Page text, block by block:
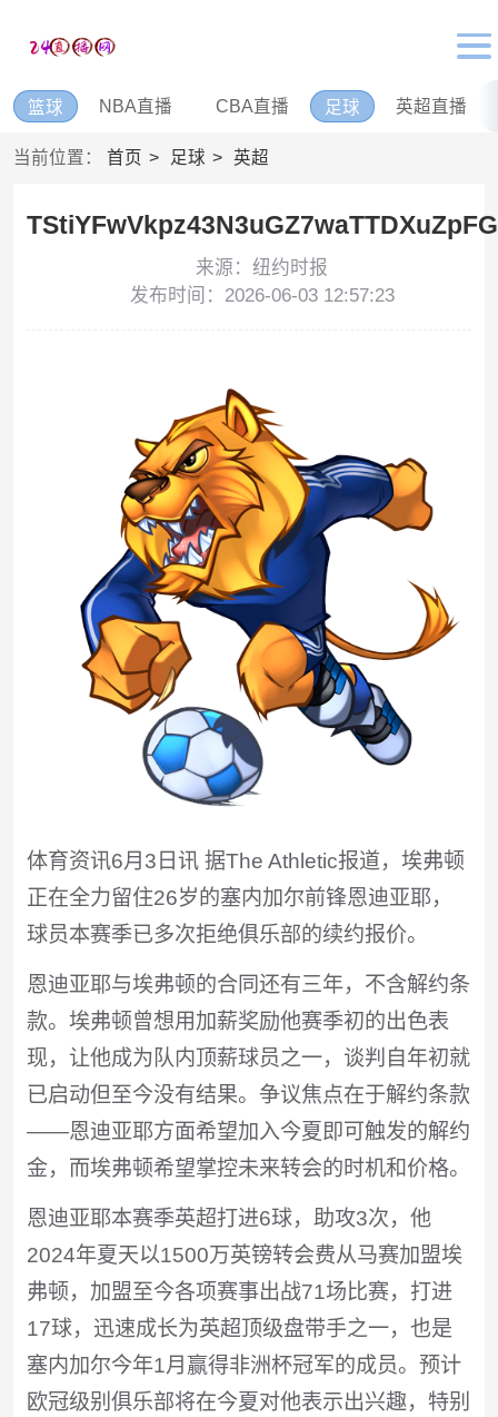
篮球 NBA直播 CBA直播 足球 英超直播
当前位置： 首页 足球 英超
来源：纽约时报
发布时间：2026-06-03 12:57:23
体育资讯6月3日讯 据The Athletic报道，埃弗顿
正在全力留住26岁的塞内加尔前锋恩迪亚耶，
球员本赛季已多次拒绝俱乐部的续约报价。
恩迪亚耶与埃弗顿的合同还有三年，不含解约条
款。埃弗顿曾想用加薪奖励他赛季初的出色表
现，让他成为队内顶薪球员之一，谈判自年初就
已启动但至今没有结果。争议焦点在于解约条款
——恩迪亚耶方面希望加入今夏即可触发的解约
金，而埃弗顿希望掌控未来转会的时机和价格。
恩迪亚耶本赛季英超打进6球，助攻3次，他
2024年夏天以1500万英镑转会费从马赛加盟埃
弗顿，加盟至今各项赛事出战71场比赛，打进
17球，迅速成长为英超顶级盘带手之一，也是
塞内加尔今年1月赢得非洲杯冠军的成员。预计
欧冠级别俱乐部将在今夏对他表示出兴趣，特别